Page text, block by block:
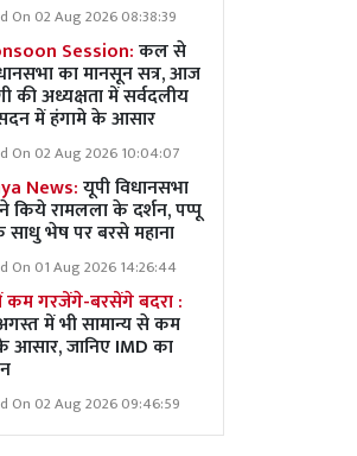
On 02 Aug 2026 08:38:39
Session:कल से
का मानसून सत्र, आज
की अध्यक्षता में सर्वदलीय
में हंगामे के आसार
On 02 Aug 2026 10:04:07
News:यूपी विधानसभा
किये रामलला के दर्शन, पप्पू
साधु भेष पर बरसे महाना
On 01 Aug 2026 14:26:44
कम गरजेंगे-बरसेंगे बदरा :
में भी सामान्य से कम
आसार, जानिए IMD का
On 02 Aug 2026 09:46:59